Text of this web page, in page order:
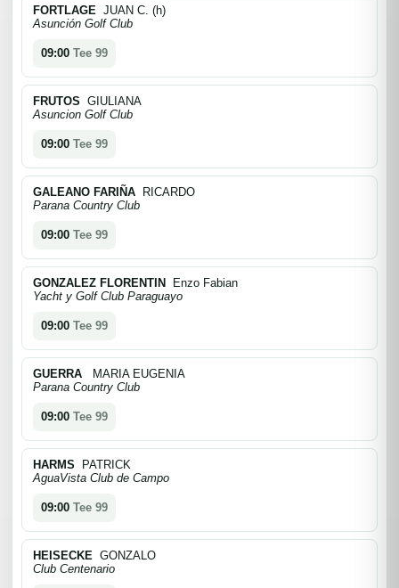
FORTLAGE JUAN C. (h)
Asunción Golf Club
09:00 Tee 99
FRUTOS GIULIANA
Asuncion Golf Club
09:00 Tee 99
GALEANO FARIÑA RICARDO
Parana Country Club
09:00 Tee 99
GONZALEZ FLORENTIN
Enzo Fabian
Yacht y Golf Club Paraguayo
09:00 Tee 99
GUERRA MARIA EUGENIA
Parana Country Club
09:00 Tee 99
HARMS PATRICK
AguaVista Club de Campo
09:00 Tee 99
HEISECKE GONZALO
Club Centenario